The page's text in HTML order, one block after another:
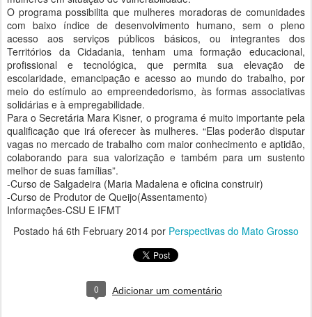
O programa possibilita que mulheres moradoras de comunidades
com baixo índice de desenvolvimento humano, sem o pleno
acesso aos serviços públicos básicos, ou integrantes dos
Territórios da Cidadania, tenham uma formação educacional,
profissional e tecnológica, que permita sua elevação de
escolaridade, emancipação e acesso ao mundo do trabalho, por
meio do estímulo ao empreendedorismo, às formas associativas
solidárias e à empregabilidade.
Para o Secretária Mara Kisner, o programa é muito importante pela
qualificação que irá oferecer às mulheres. “Elas poderão disputar
vagas no mercado de trabalho com maior conhecimento e aptidão,
colaborando para sua valorização e também para um sustento
melhor de suas famílias”.
-Curso de Salgadeira (Maria Madalena e oficina construir)
-Curso de Produtor de Queijo(Assentamento)
Informações-CSU E IFMT
Postado há 6th February 2014 por Perspectivas do Mato Grosso
0 Adicionar um comentário